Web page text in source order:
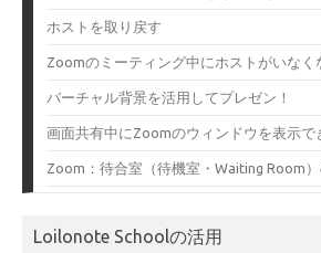
ホストを取り戻す
Zoomのミーティング中にホストがいなく
バーチャル背景を活用してプレゼン！
画面共有中にZoomのウィンドウを表示で
Zoom：待合室（待機室・Waiting Room
Loilonote Schoolの活用